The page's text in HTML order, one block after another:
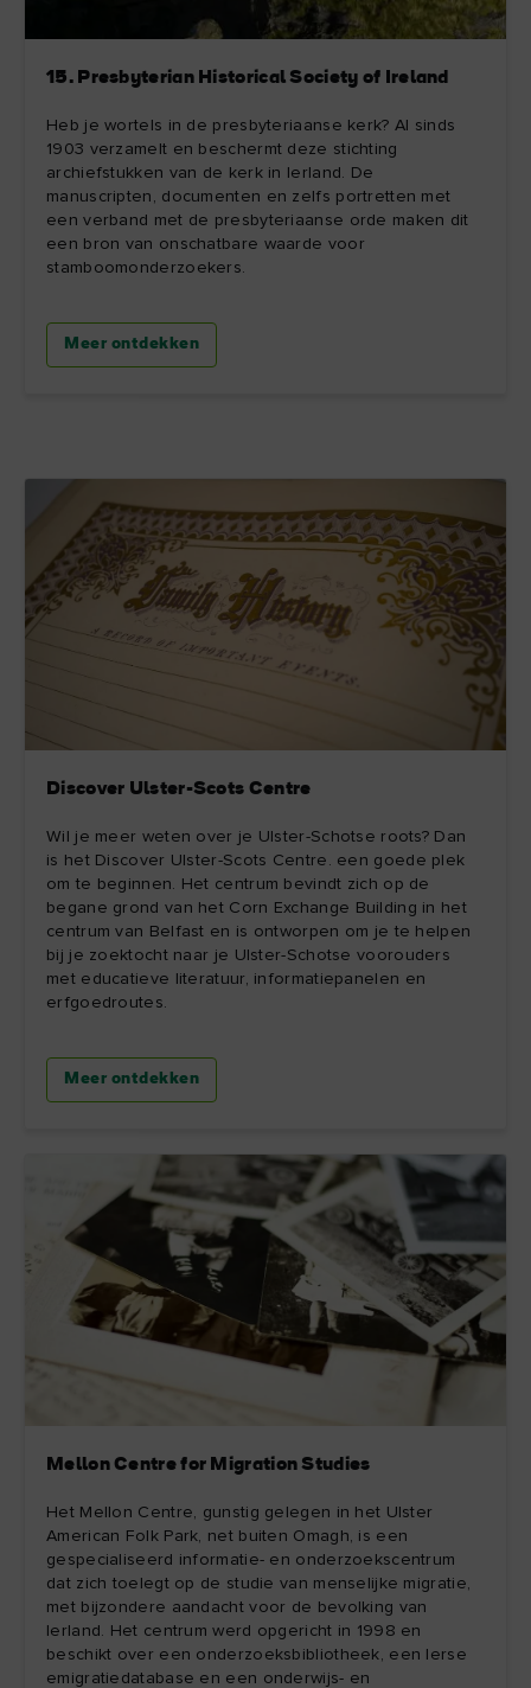
15. Presbyterian Historical Society of Ireland
Heb je wortels in de presbyteriaanse kerk? Al sinds
1903 verzamelt en beschermt deze stichting
archiefstukken van de kerk in Ierland. De
manuscripten, documenten en zelfs portretten met
een verband met de presbyteriaanse orde maken dit
een bron van onschatbare waarde voor
stamboomonderzoekers.
Meer ontdekken
Discover Ulster-Scots Centre
Wil je meer weten over je Ulster-Schotse roots? Dan
is het Discover Ulster-Scots Centre. een goede plek
om te beginnen. Het centrum bevindt zich op de
begane grond van het Corn Exchange Building in het
centrum van Belfast en is ontworpen om je te helpen
bij je zoektocht naar je Ulster-Schotse voorouders
met educatieve literatuur, informatiepanelen en
erfgoedroutes.
Meer ontdekken
Mellon Centre for Migration Studies
Het Mellon Centre, gunstig gelegen in het Ulster
American Folk Park, net buiten Omagh, is een
gespecialiseerd informatie- en onderzoekscentrum
dat zich toelegt op de studie van menselijke migratie,
met bijzondere aandacht voor de bevolking van
Ierland. Het centrum werd opgericht in 1998 en
beschikt over een onderzoeksbibliotheek, een Ierse
emigratiedatabase en een onderwijs- en